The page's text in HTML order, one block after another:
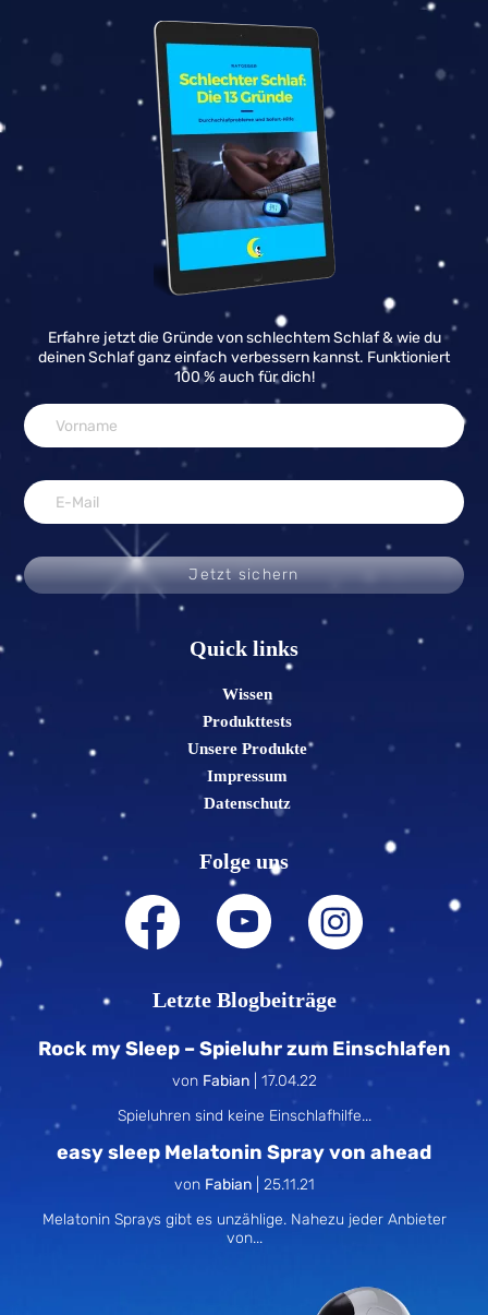
Erfahre jetzt die Gründe von schlechtem Schlaf & wie du
deinen Schlaf ganz einfach verbessern kannst. Funktioniert
100 % auch für dich!
Jetzt sichern
Quick links
Wissen
Produkttests
Unsere Produkte
Impressum
Datenschutz
Folge uns
Letzte Blogbeiträge
Rock my Sleep – Spieluhr zum Einschlafen
von Fabian| 17.04.22
Spieluhren sind keine Einschlafhilfe...
easy sleep Melatonin Spray von ahead
von Fabian| 25.11.21
Melatonin Sprays gibt es unzählige. Nahezu jeder Anbieter
von...